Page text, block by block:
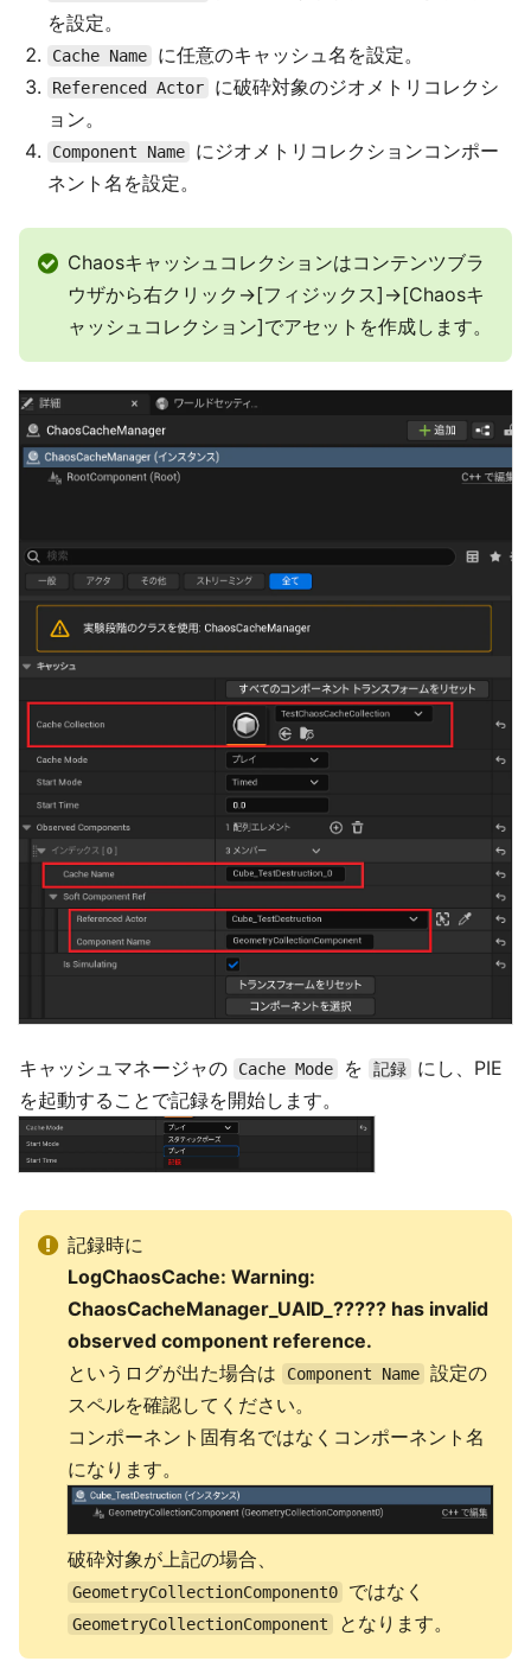
を設定。
Cache Name に任意のキャッシュ名を設定。
Referenced Actor
に破砕対象のジオメトリコレクシ
ョン。
Component Name
にジオメトリコレクションコンポー
ネント名を設定。
Chaosキャッシュコレクションはコンテンツブラ
ウザから右クリック->[フィジックス]->[Chaosキ
ャッシュコレクション]でアセットを作成します。
キャッシュマネージャの Cache Mode を 記録
にし、PIE
を起動することで記録を開始します。
記録時に
LogChaosCache: Warning:
ChaosCacheManager_UAID_????? has invalid
observed component reference.
というログが出た場合は
Component Name 設定の
スペルを確認してください。
コンポーネント固有名ではなくコンポーネント名
になります。
破砕対象が上記の場合、
GeometryCollectionComponent0 ではなく
GeometryCollectionComponent となります。